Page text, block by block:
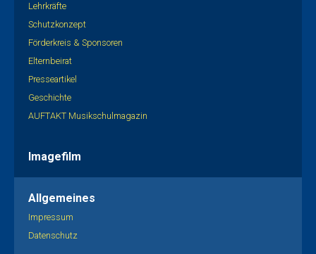
Lehrkräfte
Schutzkonzept
Förderkreis & Sponsoren
Elternbeirat
Presseartikel
Geschichte
AUFTAKT Musikschulmagazin
Imagefilm
Allgemeines
Impressum
Datenschutz